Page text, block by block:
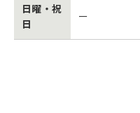
日曜・祝
日
ー